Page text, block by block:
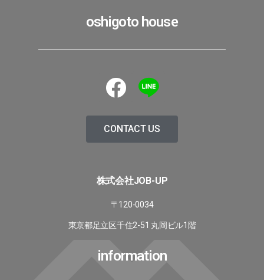
oshigoto house
CONTACT US
株式会社JOB-UP
〒120-0034
東京都足立区千住2-51 丸岡ビル1階
information